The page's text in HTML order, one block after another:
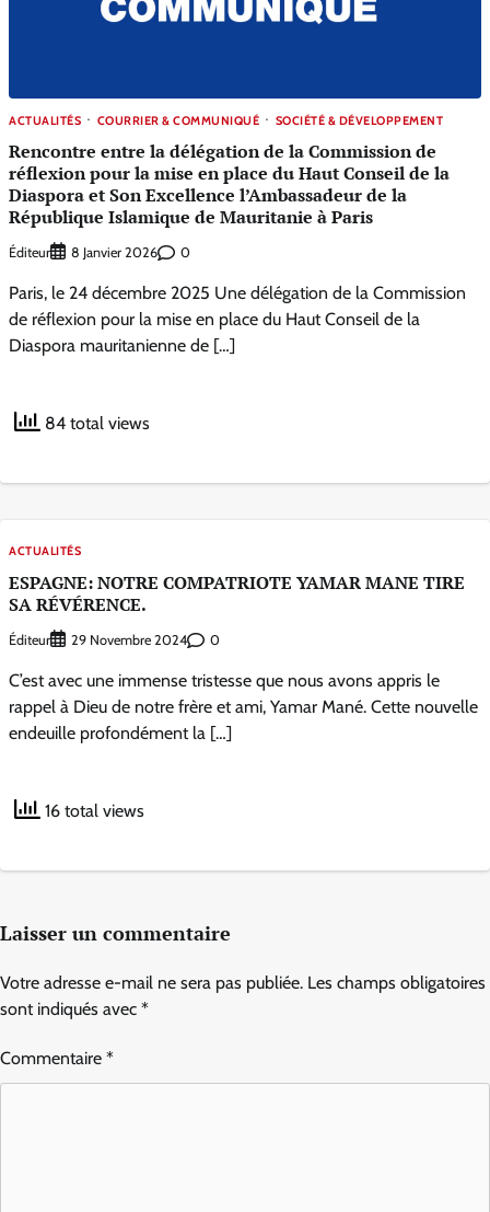
ACTUALITÉS COURRIER & COMMUNIQUÉ SOCIÉTÉ & DÉVELOPPEMENT
Rencontre entre la délégation de la Commission de
réflexion pour la mise en place du Haut Conseil de la
Diaspora et Son Excellence l’Ambassadeur de la
République Islamique de Mauritanie à Paris
Éditeur 8 Janvier 2026 0
Paris, le 24 décembre 2025 Une délégation de la Commission
de réflexion pour la mise en place du Haut Conseil de la
Diaspora mauritanienne de […]
84 total views
ACTUALITÉS
ESPAGNE: NOTRE COMPATRIOTE YAMAR MANE TIRE
SA RÉVÉRENCE.
Éditeur 29 Novembre 2024 0
C’est avec une immense tristesse que nous avons appris le
rappel à Dieu de notre frère et ami, Yamar Mané. Cette nouvelle
endeuille profondément la […]
16 total views
Laisser un commentaire
Votre adresse e-mail ne sera pas publiée. Les champs obligatoires
sont indiqués avec *
Commentaire *